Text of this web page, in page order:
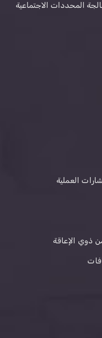
المحددات الاجتماعية
العملية
ذوي الإعاقة